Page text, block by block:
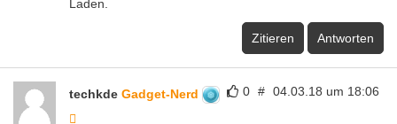
Laden.
Zitieren Antworten
0 # 04.03.18 um 18:06
techkde Gadget-Nerd